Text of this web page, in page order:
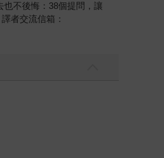
不後悔：38個提問，讓
者交流信箱：